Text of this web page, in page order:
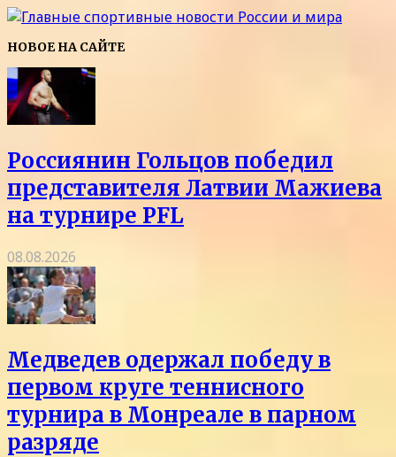
НОВОЕ НА САЙТЕ
Россиянин Гольцов победил
представителя Латвии Мажиева
на турнире PFL
08.08.2026
Медведев одержал победу в
первом круге теннисного
турнира в Монреале в парном
разряде